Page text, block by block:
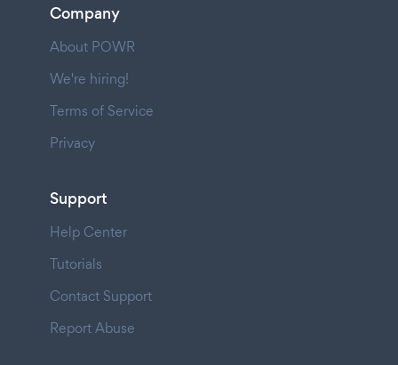
Company
About POWR
We're hiring!
Terms of Service
Privacy
Support
Help Center
Tutorials
Contact Support
Report Abuse